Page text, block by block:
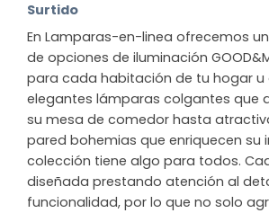
Surtido
En Lamparas-en-linea ofrecemos
de opciones de iluminación
para cada habitación de tu hogar u
elegantes lámparas colgantes que
su mesa de comedor hasta
pared bohemias que enriquecen su
colección tiene algo para todos.
diseñada prestando atención al
funcionalidad, por lo que no solo